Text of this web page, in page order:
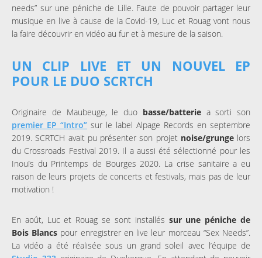
needs” sur une péniche de Lille. Faute de pouvoir partager leur
musique en live à cause de la Covid-19, Luc et Rouag vont nous
la faire découvrir en vidéo au fur et à mesure de la saison.
UN CLIP LIVE ET UN NOUVEL EP
POUR LE DUO SCRTCH
Originaire de Maubeuge, le duo basse/batteriea sorti son
premier EP “Intro” sur le label Alpage Records en septembre
2019. SCRTCH avait pu présenter son projet noise/grungelors
du Crossroads Festival 2019. Il a aussi été sélectionné pour les
Inouïs du Printemps de Bourges 2020. La crise sanitaire a eu
raison de leurs projets de concerts et festivals, mais pas de leur
motivation !
En août, Luc et Rouag se sont installés sur une péniche de
Bois Blancs pour enregistrer en live leur morceau “Sex Needs”.
La vidéo a été réalisée sous un grand soleil avec l’équipe de